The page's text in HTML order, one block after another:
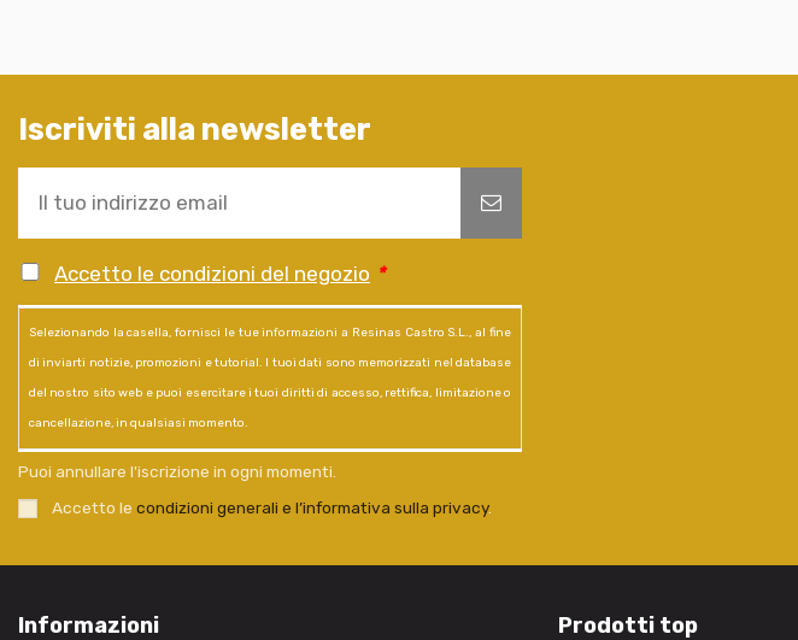
Iscriviti alla newsletter
Accetto le condizioni del negozio *
Selezionando la casella, fornisci le tue informazioni a Resinas Castro S.L., al fine
di inviarti notizie, promozioni e tutorial. I tuoi dati sono memorizzati nel database
del nostro sito web e puoi esercitare i tuoi diritti di accesso, rettifica, limitazione o
cancellazione, in qualsiasi momento.
Puoi annullare l'iscrizione in ogni momenti.
Accetto le condizioni generali e l’informativa sulla privacy.
Informazioni Prodotti top